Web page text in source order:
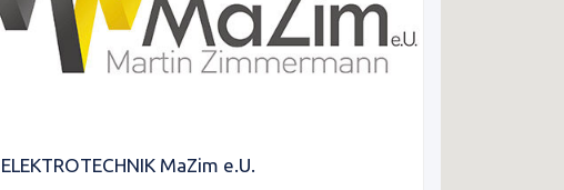
ELEKTROTECHNIK MaZim e.U.